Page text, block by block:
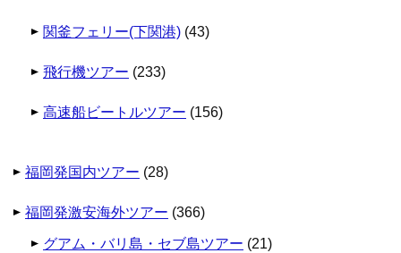
関釜フェリー(下関港) (43)
飛行機ツアー (233)
高速船ビートルツアー (156)
福岡発国内ツアー (28)
福岡発激安海外ツアー (366)
グアム・バリ島・セブ島ツアー (21)